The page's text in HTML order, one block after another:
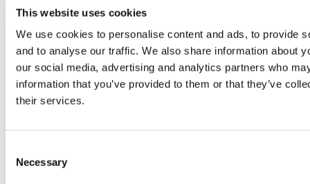
This website uses cookies
We use cookies to personalise content and ads, to provide
and to analyse our traffic. We also share information about
our social media, advertising and analytics partners who
information that you’ve provided to them or that they’ve
their services.
Selection
Necessary
México 3.700 € – 6.400 €
4.100 € – 6.900 €
Reino Unido